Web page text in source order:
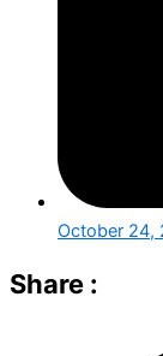
October 24,
Share :